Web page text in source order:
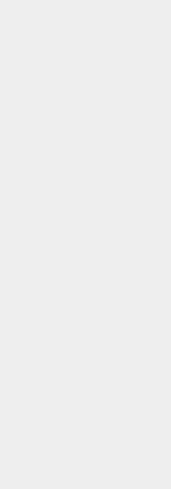
dan Kolaborasi